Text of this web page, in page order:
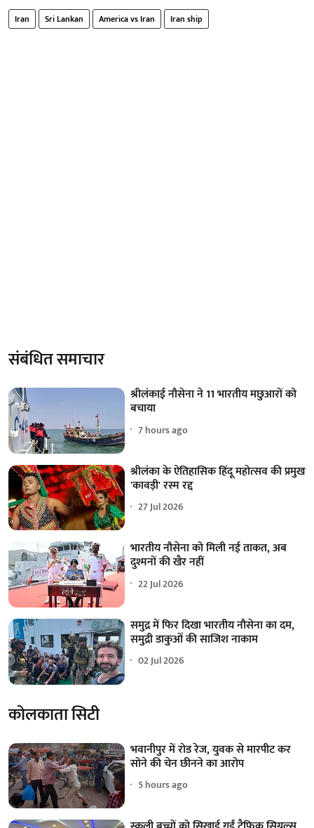
Iran Sri Lankan America vs Iran Iran ship
संबंधित समाचार
श्रीलंकाई नौसेना ने 11 भारतीय मछुआरों को
बचाया
7 hours ago
श्रीलंका के ऐतिहासिक हिंदू महोत्सव की प्रमुख
'कावड़ी' रस्म रद्द
27 Jul 2026
भारतीय नौसेना को मिली नई ताकत, अब
दुश्मनों की खैर नहीं
22 Jul 2026
समुद्र में फिर दिखा भारतीय नौसेना का दम,
समुद्री डाकुओं की साजिश नाकाम
02 Jul 2026
कोलकाता सिटी
भवानीपुर में रोड रेज, युवक से मारपीट कर
सोने की चेन छीनने का आरोप
5 hours ago